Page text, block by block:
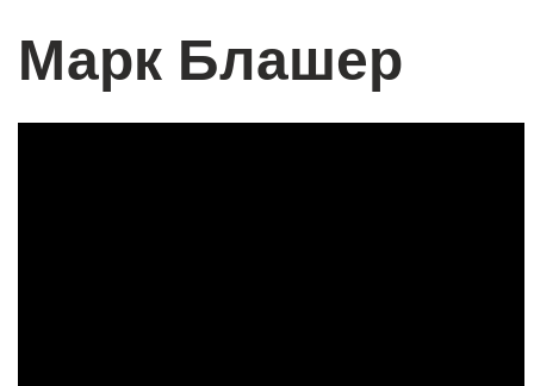
Марк Блашер